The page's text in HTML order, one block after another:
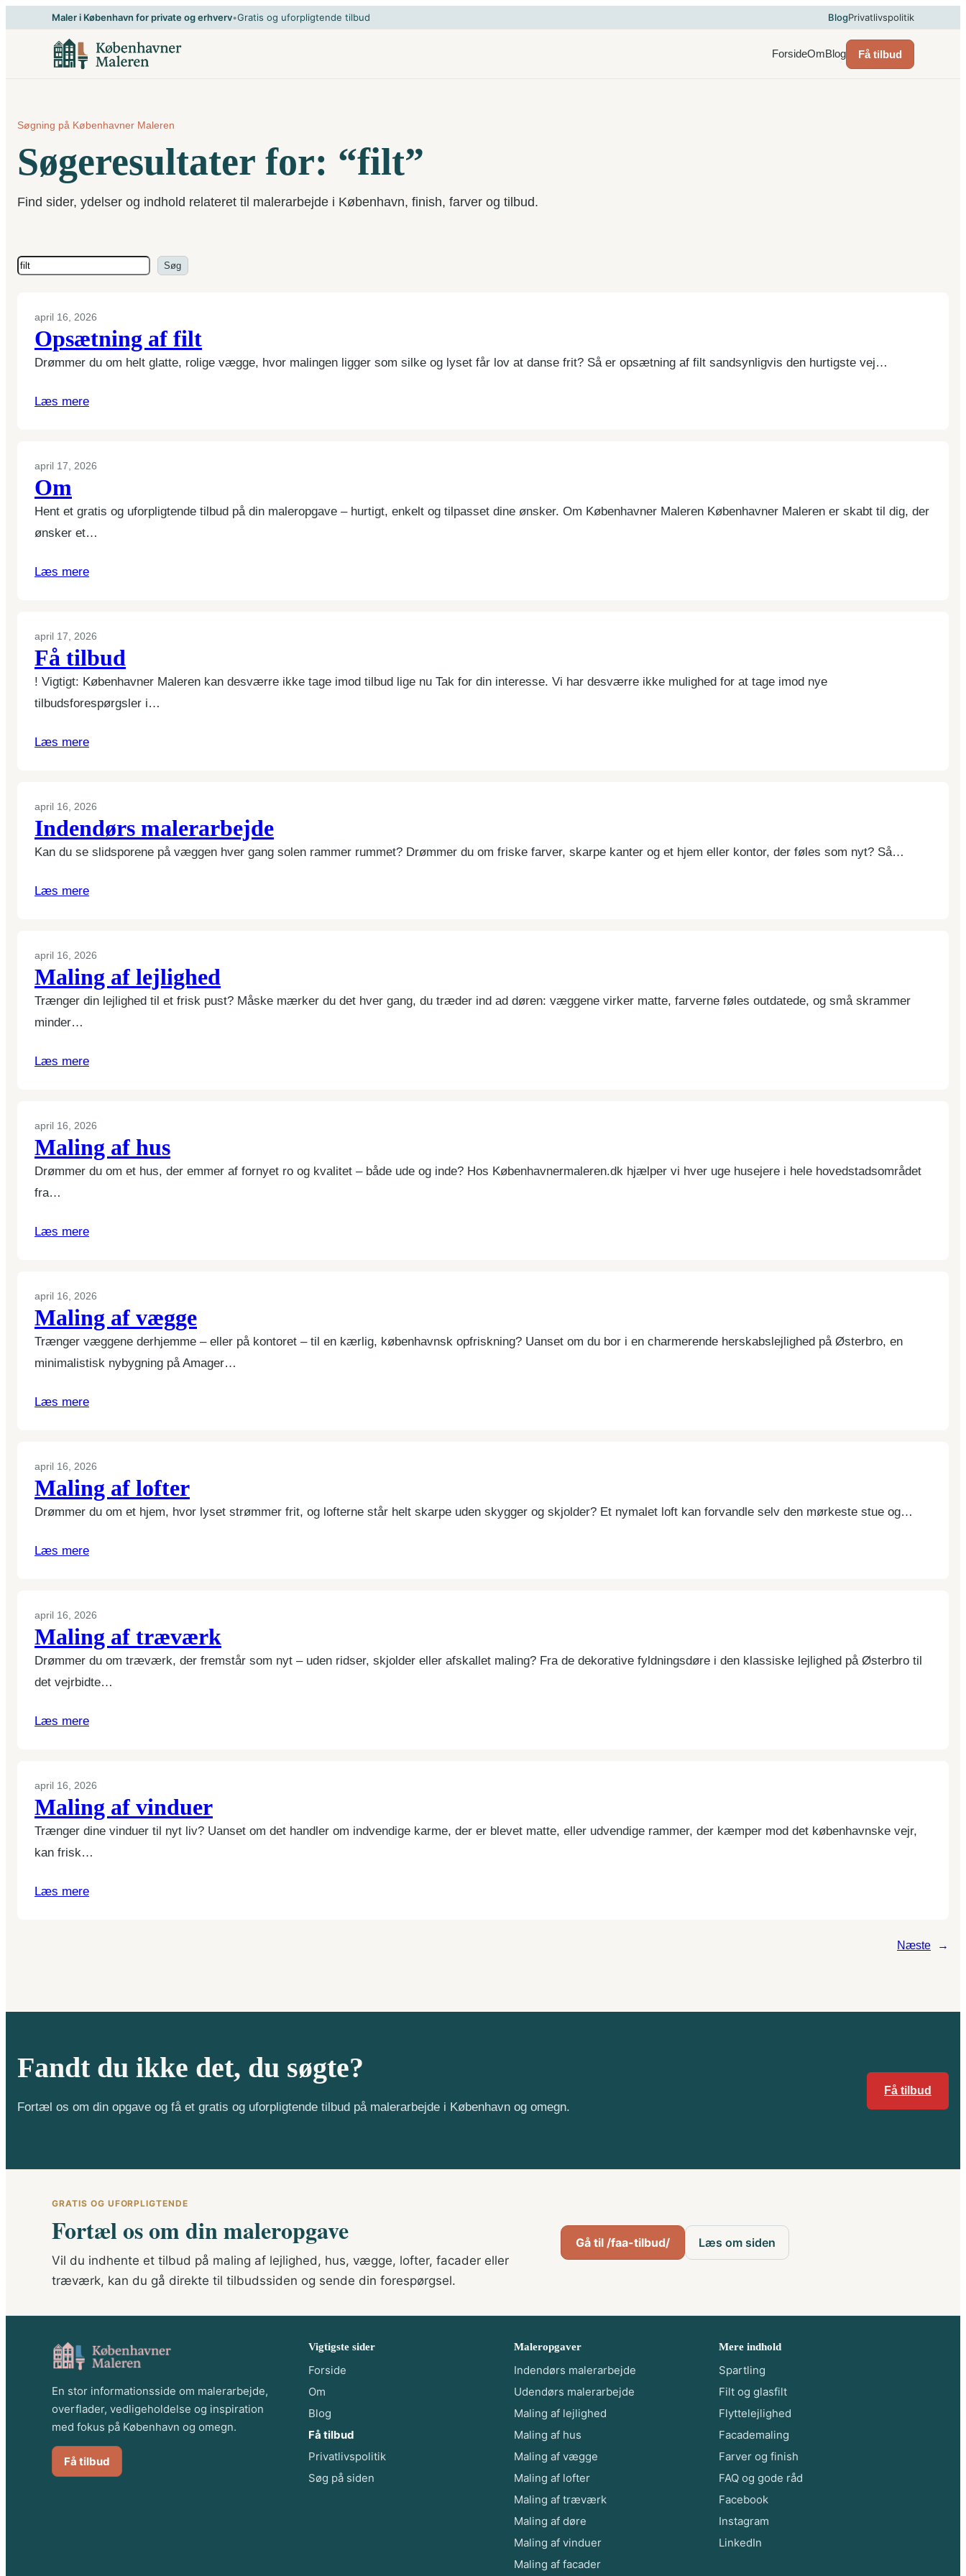
til
Maler i København for private og erhverv•Gratis og uforpligtende tilbud BlogPrivatlivspolitik
ForsideOmBlog Få tilbud
Søgning på Københavner Maleren
Søgeresultater for: “filt”
Find sider, ydelser og indhold relateret til malerarbejde i København, finish, farver og tilbud.
Søg Søg
april 16, 2026
Opsætning af filt
Drømmer du om helt glatte, rolige vægge, hvor malingen ligger som silke og lyset får lov at danse frit? Så er opsætning af filt sandsynligvis den hurtigste vej…
Læs mere
april 17, 2026
Om
Hent et gratis og uforpligtende tilbud på din maleropgave – hurtigt, enkelt og tilpasset dine ønsker. Om Københavner Maleren Københavner Maleren er skabt til dig, der
ønsker et…
Læs mere
april 17, 2026
Få tilbud
! Vigtigt: Københavner Maleren kan desværre ikke tage imod tilbud lige nu Tak for din interesse. Vi har desværre ikke mulighed for at tage imod nye
tilbudsforespørgsler i…
Læs mere
april 16, 2026
Indendørs malerarbejde
Kan du se slidsporene på væggen hver gang solen rammer rummet? Drømmer du om friske farver, skarpe kanter og et hjem eller kontor, der føles som nyt? Så…
Læs mere
april 16, 2026
Maling af lejlighed
Trænger din lejlighed til et frisk pust? Måske mærker du det hver gang, du træder ind ad døren: væggene virker matte, farverne føles outdatede, og små skrammer
minder…
Læs mere
april 16, 2026
Maling af hus
Drømmer du om et hus, der emmer af fornyet ro og kvalitet – både ude og inde? Hos Københavnermaleren.dk hjælper vi hver uge husejere i hele hovedstadsområdet
fra…
Læs mere
april 16, 2026
Maling af vægge
Trænger væggene derhjemme – eller på kontoret – til en kærlig, københavnsk opfriskning? Uanset om du bor i en charmerende herskabslejlighed på Østerbro, en
minimalistisk nybygning på Amager…
Læs mere
april 16, 2026
Maling af lofter
Drømmer du om et hjem, hvor lyset strømmer frit, og lofterne står helt skarpe uden skygger og skjolder? Et nymalet loft kan forvandle selv den mørkeste stue og…
Læs mere
april 16, 2026
Maling af træværk
Drømmer du om træværk, der fremstår som nyt – uden ridser, skjolder eller afskallet maling? Fra de dekorative fyldningsdøre i den klassiske lejlighed på Østerbro til
det vejrbidte…
Læs mere
april 16, 2026
Maling af vinduer
Trænger dine vinduer til nyt liv? Uanset om det handler om indvendige karme, der er blevet matte, eller udvendige rammer, der kæmper mod det københavnske vejr,
kan frisk…
Læs mere
Næste →
Fandt du ikke det, du søgte?
Fortæl os om din opgave og få et gratis og uforpligtende tilbud på malerarbejde i København og omegn.
Få tilbud
GRATIS OG UFORPLIGTENDE
Fortæl os om din maleropgave
Vil du indhente et tilbud på maling af lejlighed, hus, vægge, lofter, facader eller
træværk, kan du gå direkte til tilbudssiden og sende din forespørgsel.
Gå til /faa-tilbud/ Læs om siden
En stor informationsside om malerarbejde,
overflader, vedligeholdelse og inspiration
med fokus på København og omegn.
Få tilbud
Vigtigste sider
Forside
Om
Blog
Få tilbud
Privatlivspolitik
Søg på siden
Maleropgaver
Indendørs malerarbejde
Udendørs malerarbejde
Maling af lejlighed
Maling af hus
Maling af vægge
Maling af lofter
Maling af træværk
Maling af døre
Maling af vinduer
Maling af facader
Mere indhold
Spartling
Filt og glasfilt
Flyttelejlighed
Facademaling
Farver og finish
FAQ og gode råd
Facebook
Instagram
LinkedIn